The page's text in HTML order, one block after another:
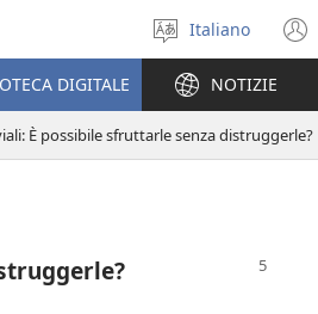
Seleziona
la
lingua
Italiano
DIGITALE NOTIZIE
È possibile sfruttarle senza distruggerle?